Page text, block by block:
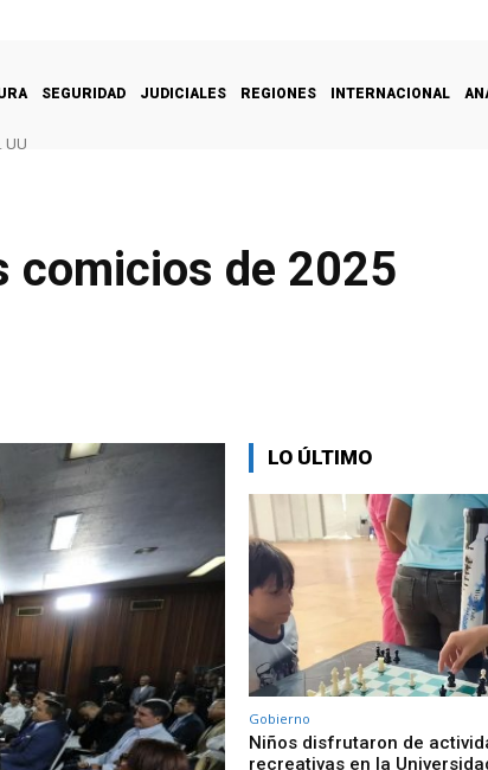
SEGURIDAD JUDICIALES REGIONES INTERNACIONAL
UU
comicios de 2025
LO ÚLTIMO
Gobierno
Niños disfrutaron de
recreativas en la